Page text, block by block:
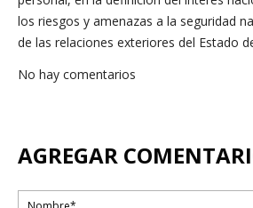
los riesgos y amenazas a la seguridad
de las relaciones exteriores del Estado
No hay comentarios
AGREGAR